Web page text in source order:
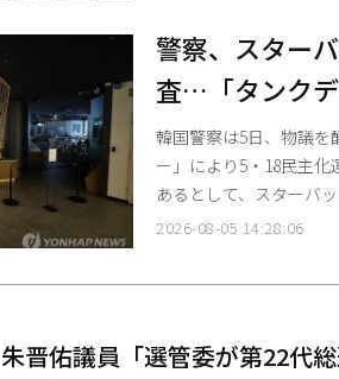
大警報 、一日の最高体
の状態が一日以上継続
警察、スター
査…「タンク
韓国警察は5日、物議
ー」により5・18民主
あるとして、スターバッ
ル警察庁・広域捜査団
ールドビルにあるスタ
2026-08-05 14:28:06
朱晋佑議員「選管委が第22代